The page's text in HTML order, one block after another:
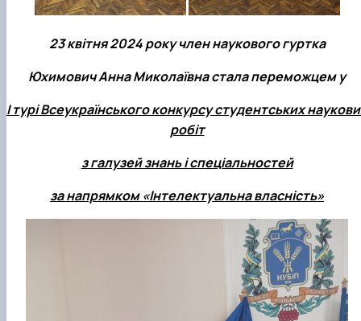
23 квітня 2024 року член наукового гуртка
Юхимович Анна Миколаївна стала переможцем у
І турі Всеукраїнського конкурсу студентських
робіт
з галузей знань і спеціальностей
за напрямком «Інтелектуальна власність»